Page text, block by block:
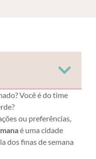
Você é do time
ou preferências,
é uma cidade
dos finas de semana